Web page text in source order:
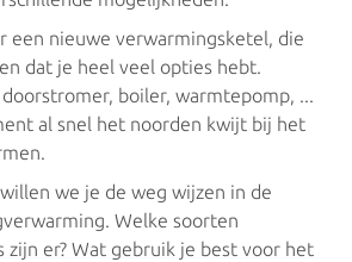
een nieuwe verwarmingsketel, die
dat je heel veel opties hebt.
boiler, warmtepomp, ...
al snel het noorden kwijt bij het
we je de weg wijzen in de
Welke soorten
zijn er? Wat gebruik je best voor het